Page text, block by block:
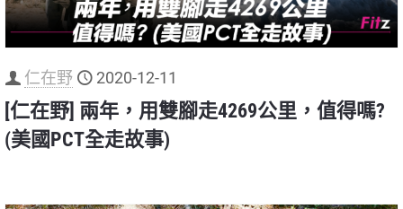
仁在野 2020-12-11
[仁在野] 兩年，用雙腳走4269公里，值得嗎?
(美國PCT全走故事)